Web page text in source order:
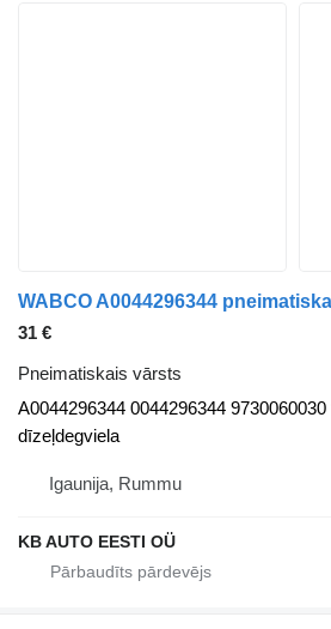
31 €
Pneimatiskais vārsts
A0044296344 0044296344 9730060030
dīzeļdegviela
Igaunija, Rummu
KB AUTO EESTI OÜ